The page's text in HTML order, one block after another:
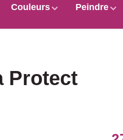
Couleurs Peindre
Protect